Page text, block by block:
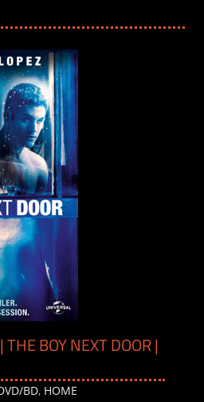
BOY NEXT DOOR |
BD, HOME